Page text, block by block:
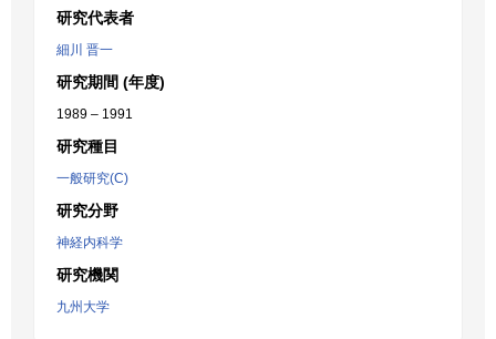
研究代表者
細川 晋一
研究期間 (年度)
1989 – 1991
研究種目
一般研究(C)
研究分野
神経内科学
研究機関
九州大学